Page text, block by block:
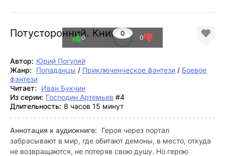
Потусторонний. Книга 4
0
0 0
Автор: Юрий Погуляй
Жанр:
Попаданцы / Приключенческое фэнтези / Боевое
фэнтези
Читает:
Иван Букчин
Из серии: Господин Артемьев #4
Длительность: 8 часов 15 минут
Аннотация к аудиокниге:
Героя через портал
забрасывают в мир, где обитают демоны, в место, откуда
не возвращаются, не потеряв свою душу. Но герою